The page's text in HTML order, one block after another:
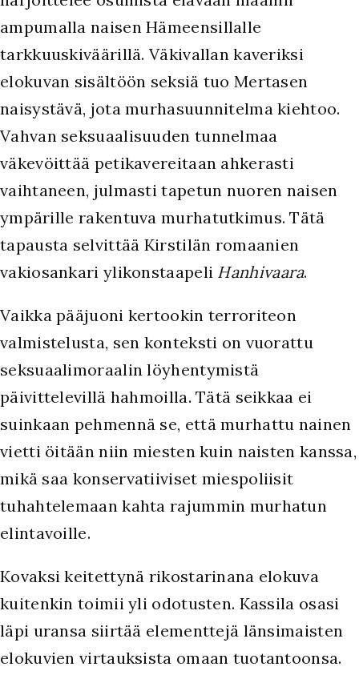
ampumalla naisen Hämeensillalle
tarkkuuskiväärillä. Väkivallan kaveriksi
elokuvan sisältöön seksiä tuo Mertasen
naisystävä, jota murhasuunnitelma kiehtoo.
Vahvan seksuaalisuuden tunnelmaa
väkevöittää petikavereitaan ahkerasti
vaihtaneen, julmasti tapetun nuoren naisen
ympärille rakentuva murhatutkimus. Tätä
tapausta selvittää Kirstilän romaanien
vakiosankari ylikonstaapeli Hanhivaara.
Vaikka pääjuoni kertookin terroriteon
valmistelusta, sen konteksti on vuorattu
seksuaalimoraalin löyhentymistä
päivittelevillä hahmoilla. Tätä seikkaa ei
suinkaan pehmennä se, että murhattu nainen
vietti öitään niin miesten kuin naisten kanssa,
mikä saa konservatiiviset miespoliisit
tuhahtelemaan kahta rajummin murhatun
elintavoille.
Kovaksi keitettynä rikostarinana elokuva
kuitenkin toimii yli odotusten. Kassila osasi
läpi uransa siirtää elementtejä länsimaisten
elokuvien virtauksista omaan tuotantoonsa.